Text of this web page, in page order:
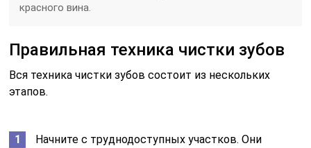
красного вина.
Правильная техника чистки зубов
Вся техника чистки зубов состоит из нескольких
этапов.
Начните с труднодоступных участков. Они